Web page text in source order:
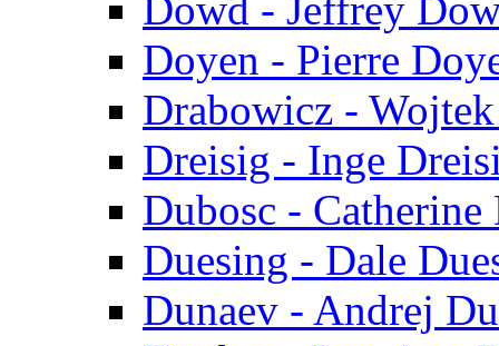
Dowd - Jeffrey
Doyen - Pierre
Drabowicz -
Dreisig - Inge
Dubosc - Catherine
Duesing - Dale
Dunaev - Andrej